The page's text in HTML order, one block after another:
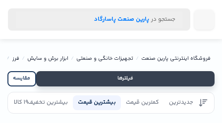
جستجو در پارین صنعت پاسارگاد
فروشگاه اینترنتی پارین صنعت تجهیزات خانگی و صنعتی ابزار برش و سایش فرز
فیلترها مقایسه
جدیدترین کمترین قیمت بیشترین قیمت بیشترین تخفیف19 کالا